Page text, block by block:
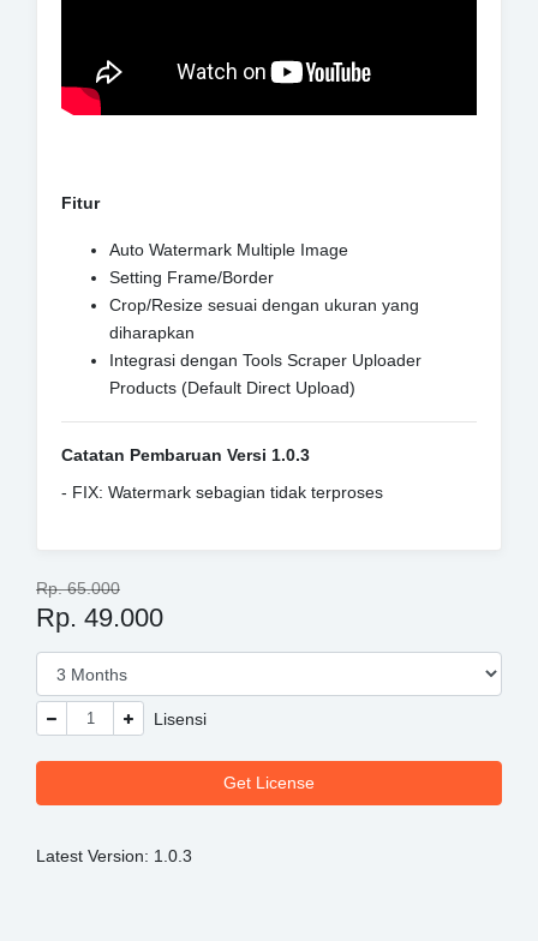
Fitur
Auto Watermark Multiple Image
Setting Frame/Border
Crop/Resize sesuai dengan ukuran yang
diharapkan
Integrasi dengan Tools Scraper Uploader
Products (Default Direct Upload)
Catatan Pembaruan Versi 1.0.3
- FIX: Watermark sebagian tidak terproses
Rp. 65.000
Rp. 49.000
Lisensi
Get License
Latest Version: 1.0.3